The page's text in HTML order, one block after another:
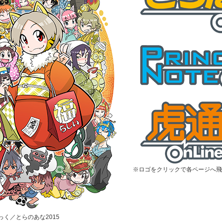
く／とらのあな2015
※ロゴをクリックで各ページへ